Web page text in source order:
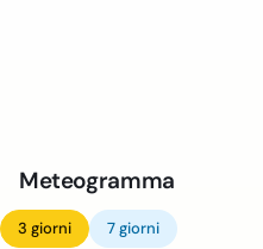
Meteogramma
3 giorni 7 giorni